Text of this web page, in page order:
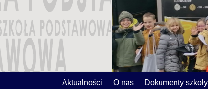
Aktualności O nas Dokumenty szkoły